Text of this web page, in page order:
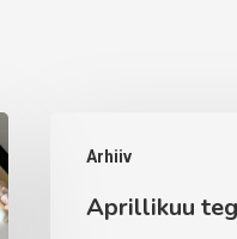
Arhiiv
tegevused
Aprillikuu